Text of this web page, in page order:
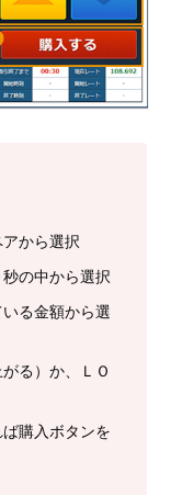
から選択
の中から選択
る金額から選
る）か、ＬＯ
購入ボタンを